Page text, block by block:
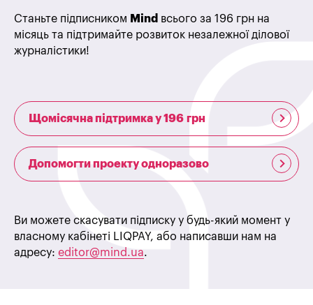
Станьте підписником Mind всього за 196 грн на
місяць та підтримайте розвиток незалежної ділової
журналістики!
Щомісячна підтримка у 196 грн
Допомогти проекту одноразово
Ви можете скасувати підписку у будь-який момент у
власному кабінеті LIQPAY, або написавши нам на
адресу: editor@mind.ua.